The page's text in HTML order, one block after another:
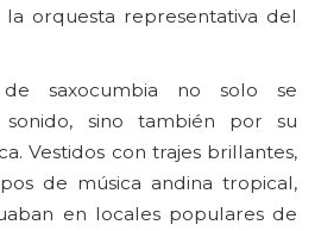
orquesta representativa del
de saxocumbia no solo se
sino también por su
Vestidos con trajes brillantes,
de música andina tropical,
en locales populares de